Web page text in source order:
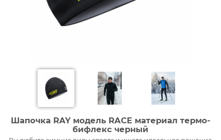
Шапочка RAY модель RACE материал термо-
бифлекс черный